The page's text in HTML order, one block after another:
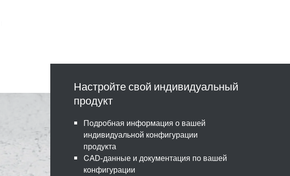
Подробная информация о вашей
индивидуальной конфигурации
продукта
CAD-данные и документация по вашей
конфигурации